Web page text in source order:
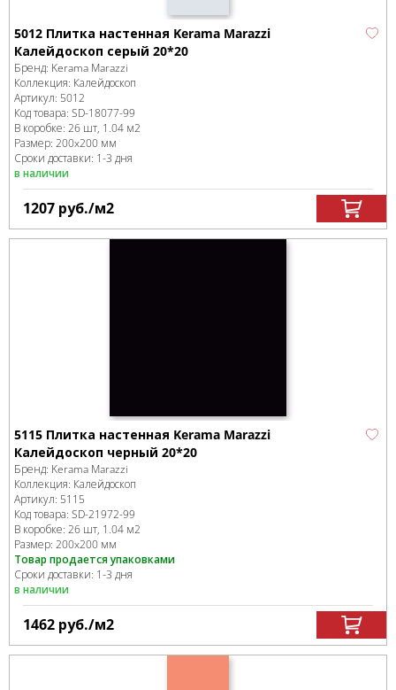
5012 Плитка настенная Kerama Marazzi
Калейдоскоп серый 20*20
Бренд: Kerama Marazzi
Коллекция: Калейдоскоп
Артикул: 5012
Код товара: SD-18077-99
В коробке: 26 шт, 1.04 м2
Размер: 200x200 мм
Сроки доставки: 1-3 дня
в наличии
1207 руб./м2
5115 Плитка настенная Kerama Marazzi
Калейдоскоп черный 20*20
Бренд: Kerama Marazzi
Коллекция: Калейдоскоп
Артикул: 5115
Код товара: SD-21972-99
В коробке: 26 шт, 1.04 м2
Размер: 200x200 мм
Товар продается упаковками
Сроки доставки: 1-3 дня
в наличии
1462 руб./м2